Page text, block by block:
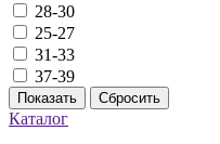
28-30
25-27
31-33
37-39
Показать Сбросить
Каталог